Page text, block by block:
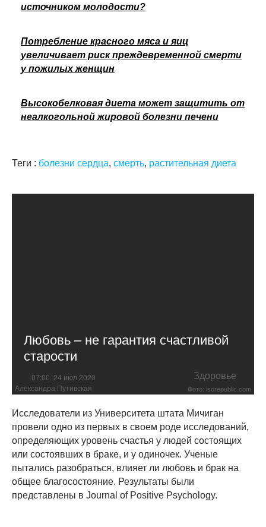
источником молодости?
Потребление красного мяса и яиц
увеличивает риск преждевременной смерти
у пожилых женщин
Высокобелковая диета может защитить от
неалкогольной жировой болезни печени
Теги : болезни сердца, смерть, растительная диета
Любовь – не гарантия счастливой
старости
07:00, 24 июл 2020 Здоровье
Александра Путивская Фото: isorepublic.com
Исследователи из Университета штата Мичиган
провели одно из первых в своем роде исследований,
определяющих уровень счастья у людей состоящих
или состоявших в браке, и у одиночек. Ученые
пытались разобраться, влияет ли любовь и брак на
общее благосостояние. Результаты были
представлены в Journal of Positive Psychology.